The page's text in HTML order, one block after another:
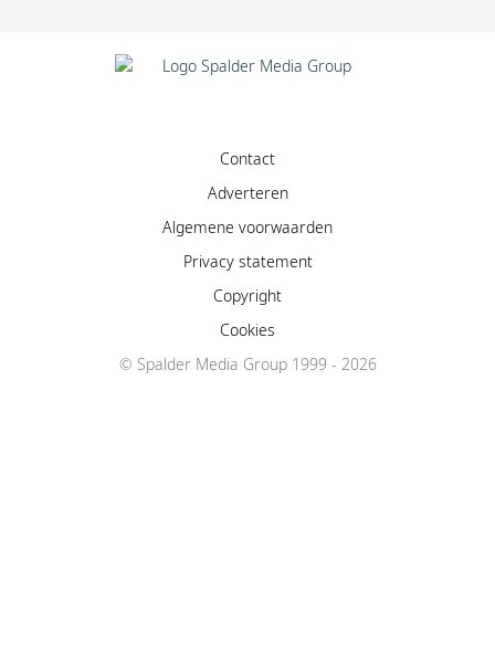
Contact
Adverteren
Algemene voorwaarden
Privacy statement
Copyright
Cookies
© Spalder Media Group 1999 - 2026